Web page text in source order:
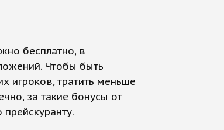
бесплатно, в
Чтобы быть
игроков, тратить меньше
за такие бонусы от
прейскуранту.